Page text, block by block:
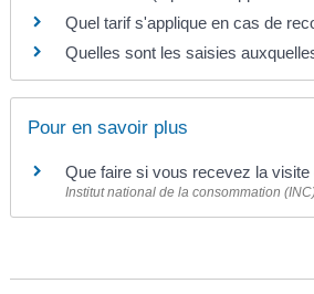
Quel tarif s'applique en cas de
Quelles sont les saisies
Pour en savoir plus
Que faire si vous recevez la
Institut national de la consommation